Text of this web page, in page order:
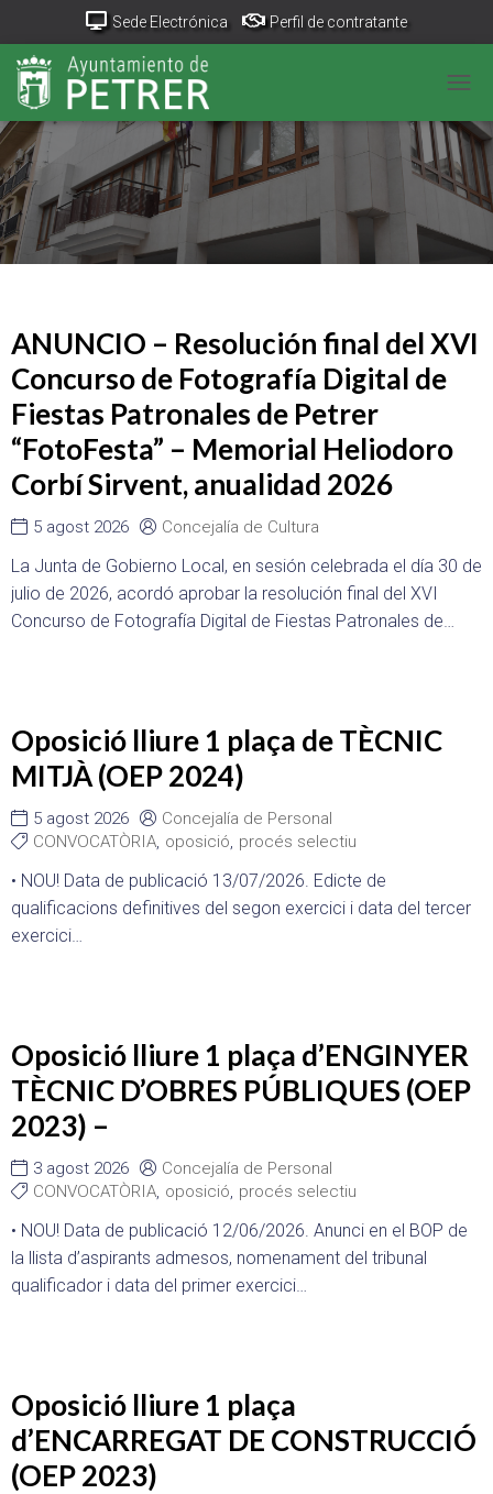
Sede Electrónica Perfil de contratante
Portal Transparencia
Canal de denuncias
ANUNCIO – Resolución final del XVI
Concurso de Fotografía Digital de
Fiestas Patronales de Petrer
“FotoFesta” – Memorial Heliodoro
Corbí Sirvent, anualidad 2026
5 agost 2026 Concejalía de Cultura
La Junta de Gobierno Local, en sesión celebrada el día 30 de
julio de 2026, acordó aprobar la resolución final del XVI
Concurso de Fotografía Digital de Fiestas Patronales de…
Oposició lliure 1 plaça de TÈCNIC
MITJÀ (OEP 2024)
5 agost 2026
Concejalía de Personal
CONVOCATÒRIA, oposició, procés selectiu
• NOU! Data de publicació 13/07/2026. Edicte de
qualificacions definitives del segon exercici i data del tercer
exercici…
Oposició lliure 1 plaça d’ENGINYER
TÈCNIC D’OBRES PÚBLIQUES (OEP
2023) –
3 agost 2026
Concejalía de Personal
CONVOCATÒRIA, oposició, procés selectiu
• NOU! Data de publicació 12/06/2026. Anunci en el BOP de
la llista d’aspirants admesos, nomenament del tribunal
qualificador i data del primer exercici…
Oposició lliure 1 plaça
d’ENCARREGAT DE CONSTRUCCIÓ
(OEP 2023)